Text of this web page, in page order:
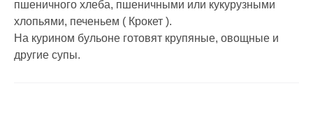
пшеничного хлеба, пшеничными или кукурузными
хлопьями, печеньем ( Крокет ).
На курином бульоне готовят крупяные, овощные и
другие супы.